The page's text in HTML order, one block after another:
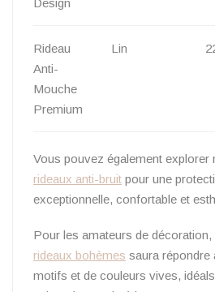
Design
Rideau
Anti-
Mouche
Premium
Lin
Vous pouvez également explorer
rideaux anti-bruit pour une
exceptionnelle, confortable et
Pour les amateurs de
rideaux bohèmes saura répondre
motifs et de couleurs vives,